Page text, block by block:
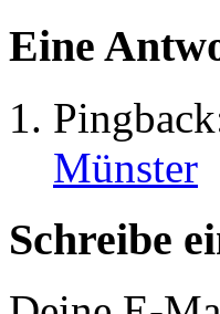
Eine
Münster
Schreibe